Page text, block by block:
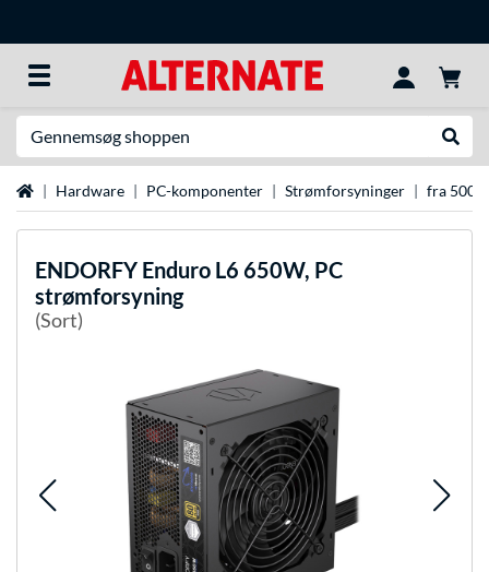
StartsideHardware PC-komponenter Strømforsyninger fra 500
ENDORFY Enduro L6 650W, PC
strømforsyning
(Sort)